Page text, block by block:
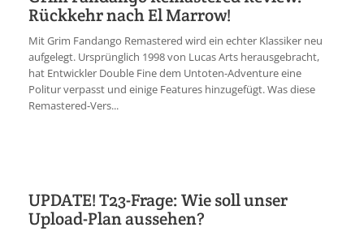
Rückkehr nach El Marrow!
Mit Grim Fandango Remastered wird ein echter Klassiker neu
aufgelegt. Ursprünglich 1998 von Lucas Arts herausgebracht,
hat Entwickler Double Fine dem Untoten-Adventure eine
Politur verpasst und einige Features hinzugefügt. Was diese
Remastered-Vers...
UPDATE! T23-Frage: Wie soll unser
Upload-Plan aussehen?